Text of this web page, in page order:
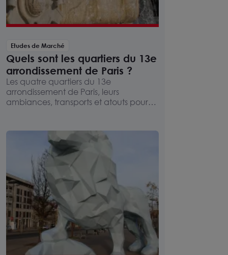
Etudes de Marché
Quels sont les quartiers du 13e
arrondissement de Paris ?
Les quatre quartiers du 13e
arrondissement de Paris, leurs
ambiances, transports et atouts pour